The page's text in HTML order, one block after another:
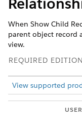
When Show Child
parent object record
view.
REQUIRED
View supported